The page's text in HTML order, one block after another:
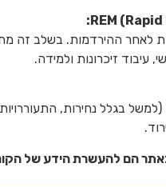
לראשונה כ-90 דקות לאחר
עיבוד זיכרונות ולמידה.
בגלל נחירות,
הם להעשרת הידע של